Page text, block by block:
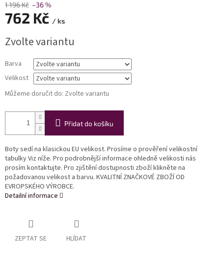
1 196 Kč –36 %
762 Kč / ks
cena:
Zvolte variantu
Barva
Velikost
Můžeme doručit do: Zvolte variantu
Přidat do košíku
Boty sedí na klasickou EU velikost. Prosíme o prověření velikostní
tabulky Viz níže. Pro podrobnější informace ohledně velikosti nás
prosím kontaktujte. Pro zjištění dostupnosti zboží klikněte na
požadovanou velikost a barvu. KVALITNÍ ZNAČKOVÉ ZBOŽÍ OD
EVROPSKÉHO VÝROBCE.
Detailní informace
ZEPTAT SE HLÍDAT